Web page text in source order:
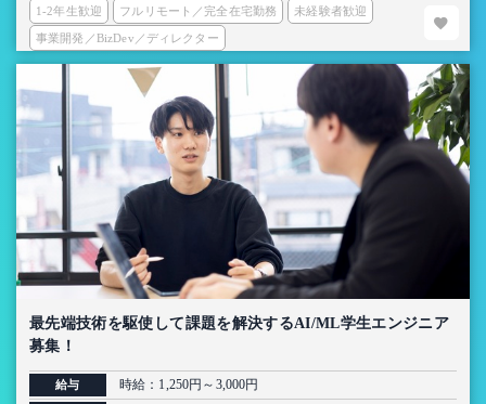
1-2年生歓迎 フルリモート／完全在宅勤務 未経験者歓迎
事業開発／BizDev／ディレクター
最先端技術を駆使して課題を解決するAI/ML学生エンジニア
募集！
給与 時給：1,250円～3,000円